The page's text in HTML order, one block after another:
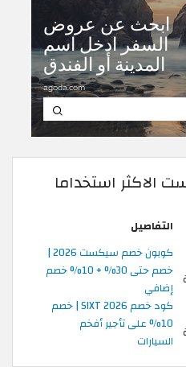
استخداما
التفاصيل
كوبون خصم سيكست 2026 |
خصم حتى 30% + 10% خصم
إضافي
كود خصم SIXT 2026 | خصم
10% على تأجير أفخم
السيارات